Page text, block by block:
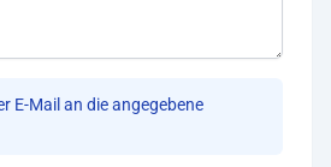
E-Mail an die angegebene